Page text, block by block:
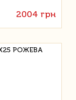
2004 грн
РОЖЕВА